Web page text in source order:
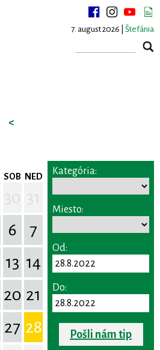
7. august 2026 | Štefánia
<
SOB NED
6
7
13 14
20 21
27 28
Kategória:
Miesto:
Od:
Do:
Pošli nám tip